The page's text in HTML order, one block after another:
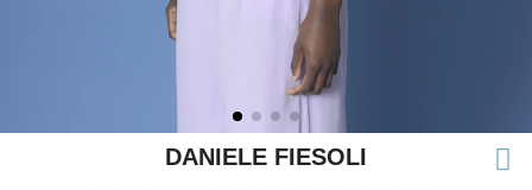
DANIELE FIESOLI